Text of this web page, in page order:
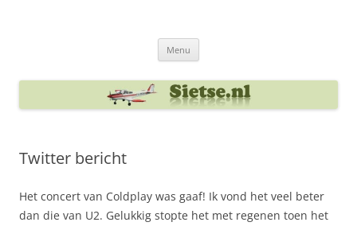
Menu
Twitter bericht
Het concert van Coldplay was gaaf! Ik vond het veel beter
dan die van U2. Gelukkig stopte het met regenen toen het